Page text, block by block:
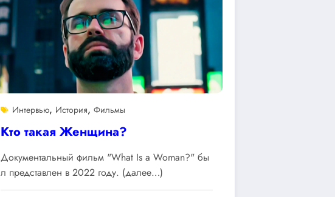
Интервью, История, Фильмы
Кто такая Женщина?
Документальный фильм "What Is a Woman?" бы
л представлен в 2022 году. (далее…)